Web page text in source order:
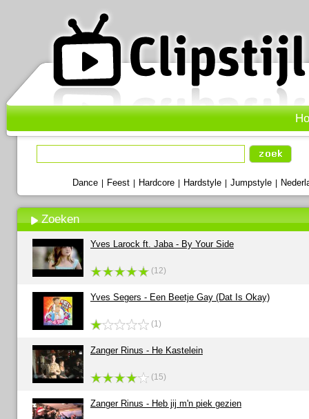
Dance Feest Hardcore Hardstyle Jumpstyle
Zoeken
Yves Larock ft. Jaba - By Your Side
(12)
Yves Segers - Een Beetje Gay (Dat Is Okay)
(1)
Zanger Rinus - He Kastelein
(15)
Zanger Rinus - Heb jij m'n piek gezien